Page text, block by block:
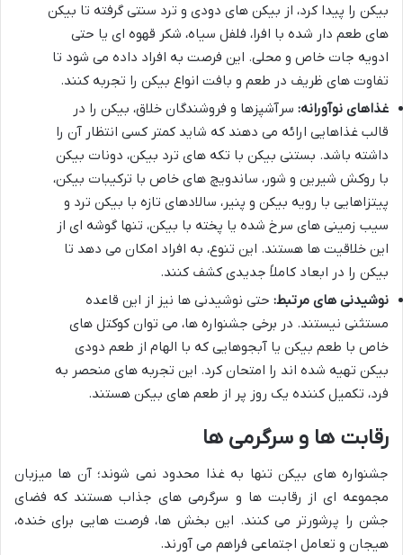
بیکن را پیدا کرد، از بیکن های دودی و ترد سنتی گرفته تا بیکن
های طعم دار شده با افرا، فلفل سیاه، شکر قهوه ای یا حتی
ادویه جات خاص و محلی. این فرصت به افراد داده می شود تا
تفاوت های ظریف در طعم و بافت انواع بیکن را تجربه کنند.
غذاهای نوآورانه: سرآشپزها و فروشندگان خلاق، بیکن را در
قالب غذاهایی ارائه می دهند که شاید کمتر کسی انتظار آن را
داشته باشد. بستنی بیکن با تکه های ترد بیکن، دونات بیکن
با روکش شیرین و شور، ساندویچ های خاص با ترکیبات بیکن،
پیتزاهایی با رویه بیکن و پنیر، سالادهای تازه با بیکن ترد و
سیب زمینی های سرخ شده یا پخته با بیکن، تنها گوشه ای از
این خلاقیت ها هستند. این تنوع، به افراد امکان می دهد تا
بیکن را در ابعاد کاملاً جدیدی کشف کنند.
نوشیدنی های مرتبط: حتی نوشیدنی ها نیز از این قاعده
مستثنی نیستند. در برخی جشنواره ها، می توان کوکتل های
خاص با طعم بیکن یا آبجوهایی که با الهام از طعم دودی
بیکن تهیه شده اند را امتحان کرد. این تجربه های منحصر به
فرد، تکمیل کننده یک روز پر از طعم های بیکن هستند.
رقابت ها و سرگرمی ها
جشنواره های بیکن تنها به غذا محدود نمی شوند؛ آن ها میزبان
مجموعه ای از رقابت ها و سرگرمی های جذاب هستند که فضای
جشن را پرشورتر می کنند. این بخش ها، فرصت هایی برای خنده،
هیجان و تعامل اجتماعی فراهم می آورند.